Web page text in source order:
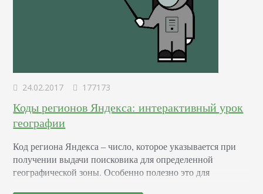
24.02.2017 177173
Коды регионов Яндекса: интерактивный урок
географии
Код региона Яндекса – число, которое указывается при
получении выдачи поисковика для определенной
географической зоны. Особенно полезно это для